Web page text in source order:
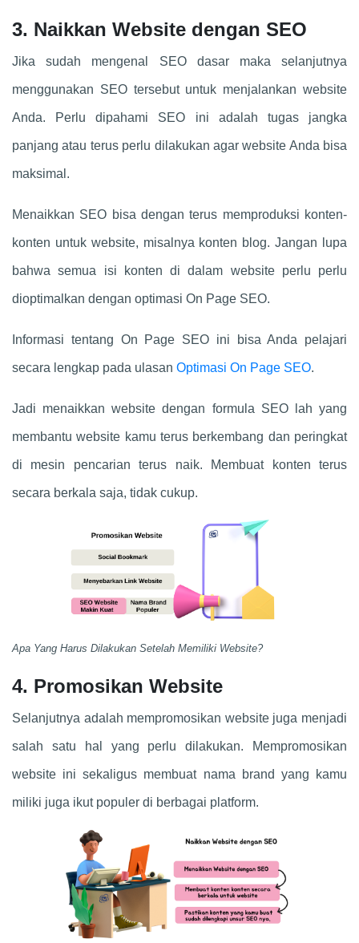
3. Naikkan Website dengan SEO
Jika sudah mengenal SEO dasar maka selanjutnya
menggunakan SEO tersebut untuk menjalankan website
Anda. Perlu dipahami SEO ini adalah tugas jangka
panjang atau terus perlu dilakukan agar website Anda bisa
maksimal.
Menaikkan SEO bisa dengan terus memproduksi konten-
konten untuk website, misalnya konten blog. Jangan lupa
bahwa semua isi konten di dalam website perlu perlu
dioptimalkan dengan optimasi On Page SEO.
Informasi tentang On Page SEO ini bisa Anda pelajari
secara lengkap pada ulasan Optimasi On Page SEO.
Jadi menaikkan website dengan formula SEO lah yang
membantu website kamu terus berkembang dan peringkat
di mesin pencarian terus naik. Membuat konten terus
secara berkala saja, tidak cukup.
Apa Yang Harus Dilakukan Setelah Memiliki Website?
4. Promosikan Website
Selanjutnya adalah mempromosikan website juga menjadi
salah satu hal yang perlu dilakukan. Mempromosikan
website ini sekaligus membuat nama brand yang kamu
miliki juga ikut populer di berbagai platform.